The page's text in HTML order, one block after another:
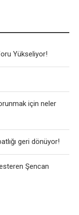
Yükseliyor!
için neler
geri dönüyor!
Şencan